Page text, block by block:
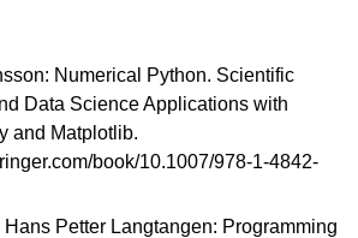
Numerical Python. Scientific
Data Science Applications with
and Matplotlib.
book/10.1007/978-1-4842-
Petter Langtangen: Programming